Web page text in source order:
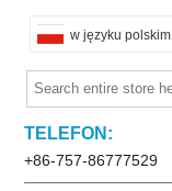
w języku polskim
TELEFON:
+86-757-86777529